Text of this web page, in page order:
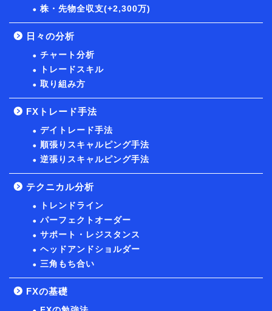
株・先物全収支(+2,300万)
日々の分析
チャート分析
トレードスキル
取り組み方
FXトレード手法
デイトレード手法
順張りスキャルピング手法
逆張りスキャルピング手法
テクニカル分析
トレンドライン
パーフェクトオーダー
サポート・レジスタンス
ヘッドアンドショルダー
三角もち合い
FXの基礎